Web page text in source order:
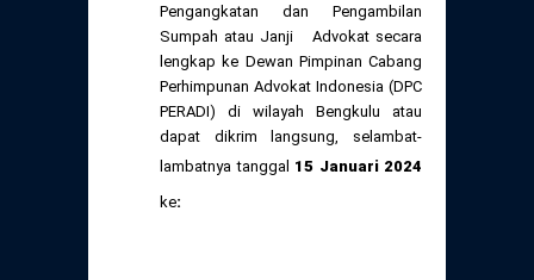
Pengangkatan dan Pengambilan
Sumpah atau Janji Advokat secara
lengkap ke Dewan Pimpinan Cabang
Perhimpunan Advokat Indonesia (DPC
PERADI) di wilayah Bengkulu atau
dapat dikrim langsung, selambat-
lambatnya tanggal 15 Januari 2024
ke: